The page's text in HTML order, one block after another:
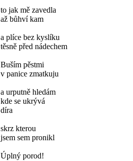
to jak mě zavedla
až bůhví kam
a plíce bez kyslíku
těsně před nádechem
Buším pěstmi
v panice zmatkuju
a urputně hledám
kde se ukrývá
díra
skrz kterou
jsem sem pronikl
Úplný porod!